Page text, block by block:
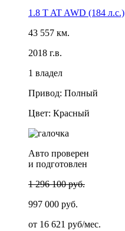
1.8 T AT AWD (184 л.с.)
43 557 км.
2018 г.в.
1 владел
Привод: Полный
Цвет: Красный
Авто проверен
и подготовлен
1 296 100 руб.
997 000 руб.
от 16 621 руб/мес.